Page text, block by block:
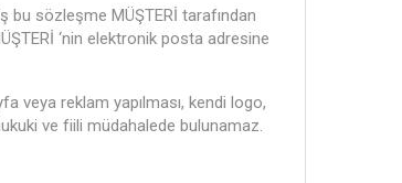
bu sözleşme MÜŞTERİ tarafından
‘nin elektronik posta adresine
veya reklam yapılması, kendi logo,
ve fiili müdahalede bulunamaz.